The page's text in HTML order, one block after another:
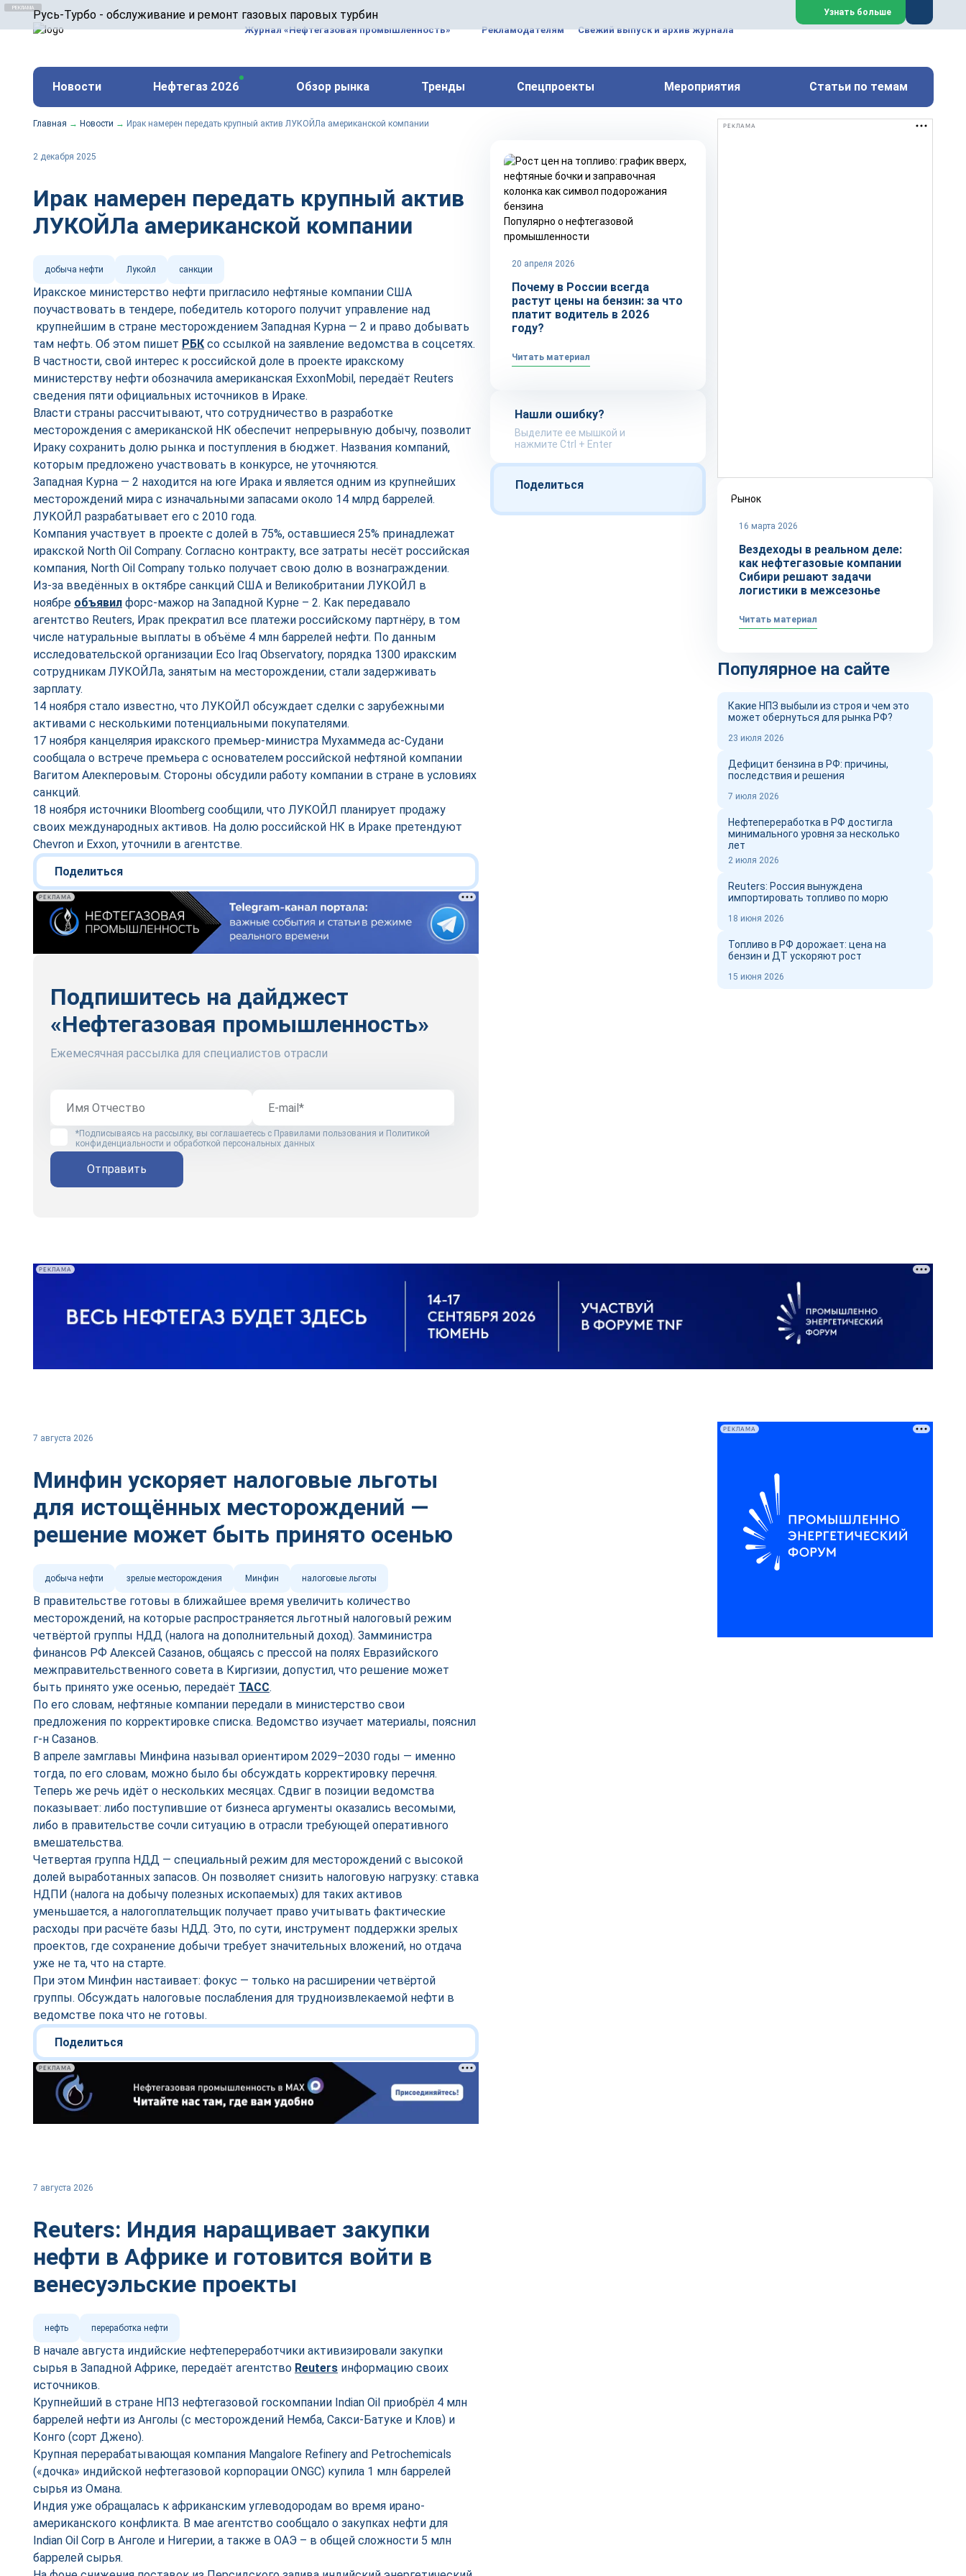
Русь-Турбо - обслуживание и ремонт газовых паровых турбин
ООО «Русь-Турбо» занимается сервисом газовых и паровых турбин, комплексным ремонтом, восстановлением, техническим обслуживанием
оборудования ТЭС, зарубежных поршневых машин и компрессоров, которые работают на нефтегазовых, нефтехимических, металлургических
и других предприятиях.
Реклама. ООО «Русь-Турбо», ИНН 7802588950
erid: F7NfYUJCUneVdwPs4znf
Закрыть
Узнать больше
Журнал «Нефтегазовая промышленность» Рекламодателям Свежий выпуск и архив журнала
Новости Нефтегаз 2026 Обзор рынка Тренды Спецпроекты Мероприятия Статьи по темам
Главная → Новости → Ирак намерен передать крупный актив ЛУКОЙЛа американской компании
2 декабря 2025
Ирак намерен передать крупный актив
ЛУКОЙЛа американской компании
добыча нефти Лукойл санкции
Иракское министерство нефти пригласило нефтяные компании США
поучаствовать в тендере, победитель которого получит управление над
крупнейшим в стране месторождением Западная Курна — 2 и право добывать
там нефть. Об этом пишет РБК со ссылкой на заявление ведомства в соцсетях.
В частности, свой интерес к российской доле в проекте иракскому
министерству нефти обозначила американская ExxonMobil, передаёт Reuters
сведения пяти официальных источников в Ираке.
Власти страны рассчитывают, что сотрудничество в разработке
месторождения с американской НК обеспечит непрерывную добычу, позволит
Ираку сохранить долю рынка и поступления в бюджет. Названия компаний,
которым предложено участвовать в конкурсе, не уточняются.
Западная Курна — 2 находится на юге Ирака и является одним из крупнейших
месторождений мира с изначальными запасами около 14 млрд баррелей.
ЛУКОЙЛ разрабатывает его с 2010 года.
Компания участвует в проекте с долей в 75%, оставшиеся 25% принадлежат
иракской North Oil Company. Согласно контракту, все затраты несёт российская
компания, North Oil Company только получает свою долю в вознаграждении.
Из-за введённых в октябре санкций США и Великобритании ЛУКОЙЛ в
ноябре объявил форс-мажор на Западной Курне – 2. Как передавало
агентство Reuters, Ирак прекратил все платежи российскому партнёру, в том
числе натуральные выплаты в объёме 4 млн баррелей нефти. По данным
исследовательской организации Eco Iraq Observatory, порядка 1300 иракским
сотрудникам ЛУКОЙЛа, занятым на месторождении, стали задерживать
зарплату.
14 ноября стало известно, что ЛУКОЙЛ обсуждает сделки с зарубежными
активами с несколькими потенциальными покупателями.
17 ноября канцелярия иракского премьер-министра Мухаммеда ас-Судани
сообщала о встрече премьера с основателем российской нефтяной компании
Вагитом Алекперовым. Стороны обсудили работу компании в стране в условиях
санкций.
18 ноября источники Bloomberg сообщили, что ЛУКОЙЛ планирует продажу
своих международных активов. На долю российской НК в Ираке претендуют
Chevron и Exxon, уточнили в агентстве.
Поделиться
РЕКЛАМА
Подпишитесь на дайджест
«Нефтегазовая промышленность»
Ежемесячная рассылка для специалистов отрасли
*Подписываясь на рассылку, вы соглашаетесь с Правилами пользования и Политикой
конфиденциальности и обработкой персональных данных
Отправить
Популярно о нефтегазовой
промышленности
20 апреля 2026
Почему в России всегда
растут цены на бензин: за что
платит водитель в 2026
году?
Читать материал
Нашли ошибку?
Выделите ее мышкой и
нажмите Ctrl + Enter
Поделиться
РЕКЛАМА
Рынок
16 марта 2026
Вездеходы в реальном деле:
как нефтегазовые компании
Сибири решают задачи
логистики в межсезонье
Читать материал
Популярное на сайте
Какие НПЗ выбыли из строя и чем это
может обернуться для рынка РФ?
23 июля 2026
Дефицит бензина в РФ: причины,
последствия и решения
7 июля 2026
Нефтепереработка в РФ достигла
минимального уровня за несколько
лет
2 июля 2026
Reuters: Россия вынуждена
импортировать топливо по морю
18 июня 2026
Топливо в РФ дорожает: цена на
бензин и ДТ ускоряют рост
15 июня 2026
РЕКЛАМА
7 августа 2026
Минфин ускоряет налоговые льготы
для истощённых месторождений —
решение может быть принято осенью
добыча нефти зрелые месторождения Минфин налоговые льготы
В правительстве готовы в ближайшее время увеличить количество
месторождений, на которые распространяется льготный налоговый режим
четвёртой группы НДД (налога на дополнительный доход). Замминистра
финансов РФ Алексей Сазанов, общаясь с прессой на полях Евразийского
межправительственного совета в Киргизии, допустил, что решение может
быть принято уже осенью, передаёт ТАСС.
По его словам, нефтяные компании передали в министерство свои
предложения по корректировке списка. Ведомство изучает материалы, пояснил
г-н Сазанов.
В апреле замглавы Минфина называл ориентиром 2029–2030 годы — именно
тогда, по его словам, можно было бы обсуждать корректировку перечня.
Теперь же речь идёт о нескольких месяцах. Сдвиг в позиции ведомства
показывает: либо поступившие от бизнеса аргументы оказались весомыми,
либо в правительстве сочли ситуацию в отрасли требующей оперативного
вмешательства.
Четвертая группа НДД — специальный режим для месторождений с высокой
долей выработанных запасов. Он позволяет снизить налоговую нагрузку: ставка
НДПИ (налога на добычу полезных ископаемых) для таких активов
уменьшается, а налогоплательщик получает право учитывать фактические
расходы при расчёте базы НДД. Это, по сути, инструмент поддержки зрелых
проектов, где сохранение добычи требует значительных вложений, но отдача
уже не та, что на старте.
При этом Минфин настаивает: фокус — только на расширении четвёртой
группы. Обсуждать налоговые послабления для трудноизвлекаемой нефти в
ведомстве пока что не готовы.
Поделиться
РЕКЛАМА
7 августа 2026
Reuters: Индия наращивает закупки
нефти в Африке и готовится войти в
венесуэльские проекты
нефть переработка нефти
В начале августа индийские нефтепереработчики активизировали закупки
сырья в Западной Африке, передаёт агентство Reuters информацию своих
источников.
Крупнейший в стране НПЗ нефтегазовой госкомпании Indian Oil приобрёл 4 млн
баррелей нефти из Анголы (с месторождений Немба, Сакси-Батуке и Клов) и
Конго (сорт Джено).
Крупная перерабатывающая компания Mangalore Refinery and Petrochemicals
(«дочка» индийской нефтегазовой корпорации ONGC) купила 1 млн баррелей
сырья из Омана.
Индия уже обращалась к африканским углеводородам во время ирано-
американского конфликта. В мае агентство сообщало о закупках нефти для
Indian Oil Corp в Анголе и Нигерии, а также в ОАЭ – в общей сложности 5 млн
баррелей сырья.
РЕКЛАМА